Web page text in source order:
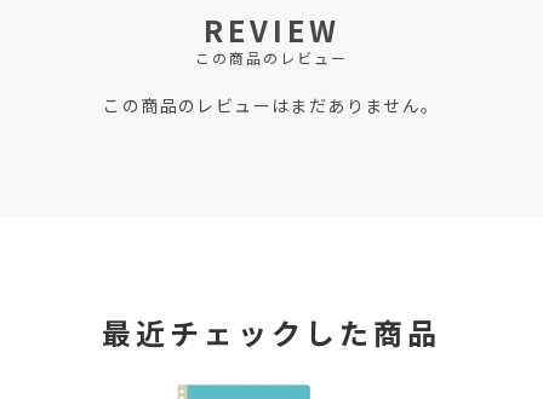
REVIEW
この商品のレビュー
この商品のレビューはまだありません。
最近チェックした商品